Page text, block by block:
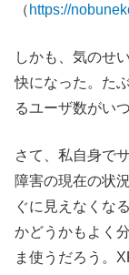
（ https://
しかも、気のせ
快になった。た
るユーザ数がい
さて、私自身で
障害の現在の状
ぐに見えなくな
かどうかもよく
ま使うだろう。